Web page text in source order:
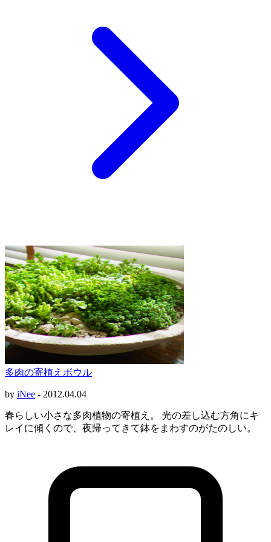
多肉の寄植えボウル
by iNee - 2012.04.04
春らしい小さな多肉植物の寄植え。 光の差し込む方角にキ
レイに傾くので、夜帰ってきて鉢をまわすのがたのしい。